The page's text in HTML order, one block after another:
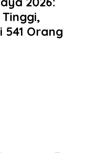
Orang